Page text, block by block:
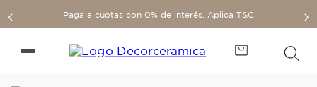
Paga a cuotas con 0% de interés. Aplica T&C